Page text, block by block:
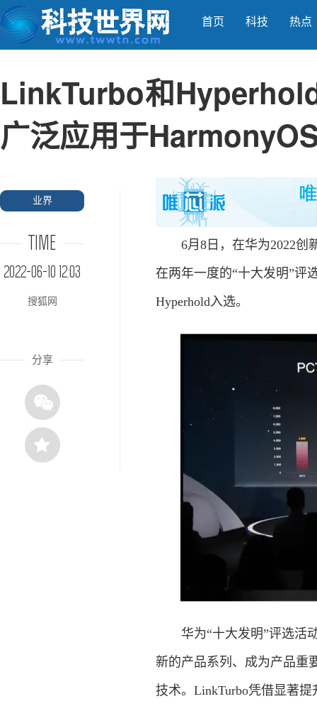
首页 科技 热点
LinkTurbo和
广泛应用于
业界
TIME
2022-06-10 12:03
搜狐网
分享
6月8日，在华为2022创
在两年一度的“十大发明”评
Hyperhold入选。
华为“十大发明”评选活动
新的产品系列、成为产品重
技术。LinkTurbo凭借显著